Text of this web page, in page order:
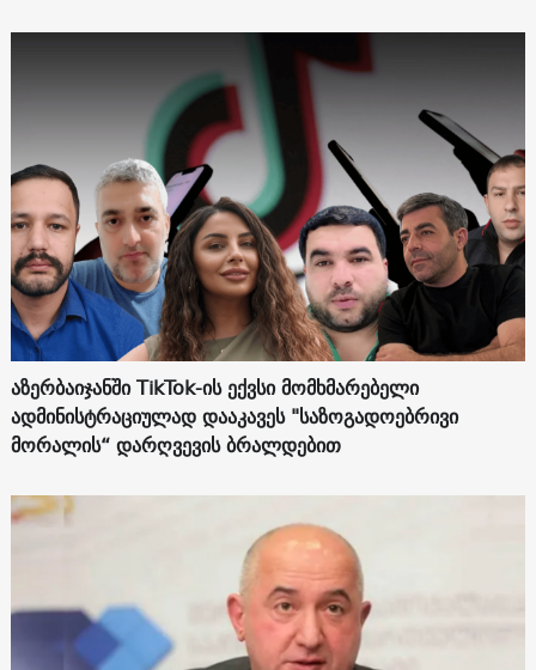
აზერბაიჯანში TikTok-ის ექვსი მომხმარებელი
ადმინისტრაციულად დააკავეს "საზოგადოებრივი
მორალის“ დარღვევის ბრალდებით